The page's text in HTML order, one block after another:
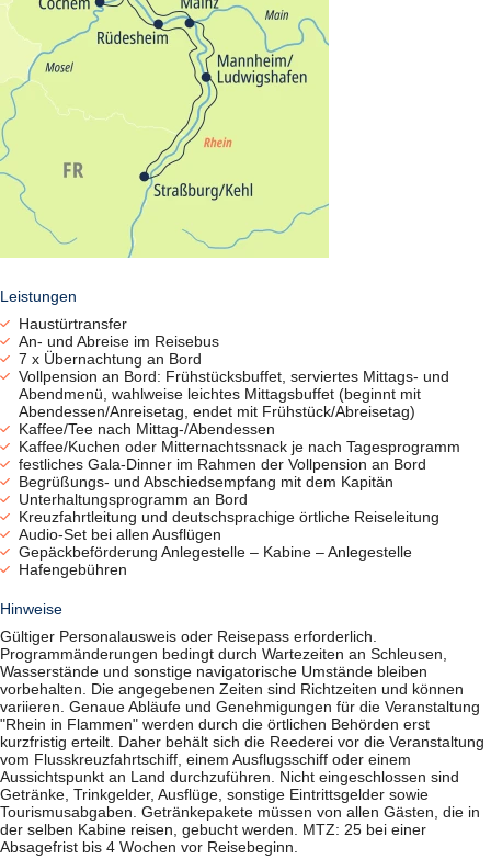
groß und mit zwei getrennt stehenden Betten ausgestattet. WLAN
kann gegen Gebühr genutzt werden.
Ausflüge:
Ausflugspaket vorab buchbar (Bezahlung vorab), einzelne
Ausflüge nach Verfügbarkeit an Bord buchbar
Bordsprachen:
deutsch, englisch
Kabinennummer:
Gern nehmen wir Ihre Wünsche entgegen, die finale Vergabe der
Kabinennummern obliegt der Reederei.
Mahlzeiten:
Vollpension
Reederei:
Tischreservierung:
feste Sitzplätze während der Reise
Trinkgeld:
nach eigenem Ermessen
Zahlungsmittel:
Bargeld (Euro), dt. EC-Karte (mit Pin), MasterCard, VISA
Getränkepaket (Extrakosten, siehe Zusatzleistungen)
Von 9 Uhr - 24 Uhr:
Offene Hausweine im Glas (weiß, rosé und rot)
Offener Haussekt im Glas
Fass- und Flaschenbiere, alkoholfreies Bier
Cocktails & Longdrinks
Alle offenen alkoholfreien Getränke
Kabinenwasser und tägliches Ausflugswasser
Alle Kaffeespezialitäten (ohne Alkohol)
Kabine gebucht werden.
Alle Bilder anzeigen
Leistungen
Haustürtransfer
An- und Abreise im Reisebus
7 x Übernachtung an Bord
Vollpension an Bord: Frühstücksbuffet, serviertes Mittags- und
Abendmenü, wahlweise leichtes Mittagsbuffet (beginnt mit
Abendessen/Anreisetag, endet mit Frühstück/Abreisetag)
Kaffee/Tee nach Mittag-/Abendessen
Kaffee/Kuchen oder Mitternachtssnack je nach Tagesprogramm
festliches Gala-Dinner im Rahmen der Vollpension an Bord
Begrüßungs- und Abschiedsempfang mit dem Kapitän
Unterhaltungsprogramm an Bord
Kreuzfahrtleitung und deutschsprachige örtliche Reiseleitung
Audio-Set bei allen Ausflügen
Gepäckbeförderung Anlegestelle – Kabine – Anlegestelle
Hafengebühren
Hinweise
Gültiger Personalausweis oder Reisepass erforderlich.
Programmänderungen bedingt durch Wartezeiten an Schleusen,
Wasserstände und sonstige navigatorische Umstände bleiben
vorbehalten. Die angegebenen Zeiten sind Richtzeiten und können
variieren. Genaue Abläufe und Genehmigungen für die Veranstaltung
"Rhein in Flammen" werden durch die örtlichen Behörden erst
kurzfristig erteilt. Daher behält sich die Reederei vor die Veranstaltung
vom Flusskreuzfahrtschiff, einem Ausflugsschiff oder einem
Aussichtspunkt an Land durchzuführen. Nicht eingeschlossen sind
Getränke, Trinkgelder, Ausflüge, sonstige Eintrittsgelder sowie
Tourismusabgaben. Getränkepakete müssen von allen Gästen, die in
der selben Kabine reisen, gebucht werden. MTZ: 25 bei einer
Absagefrist bis 4 Wochen vor Reisebeginn.